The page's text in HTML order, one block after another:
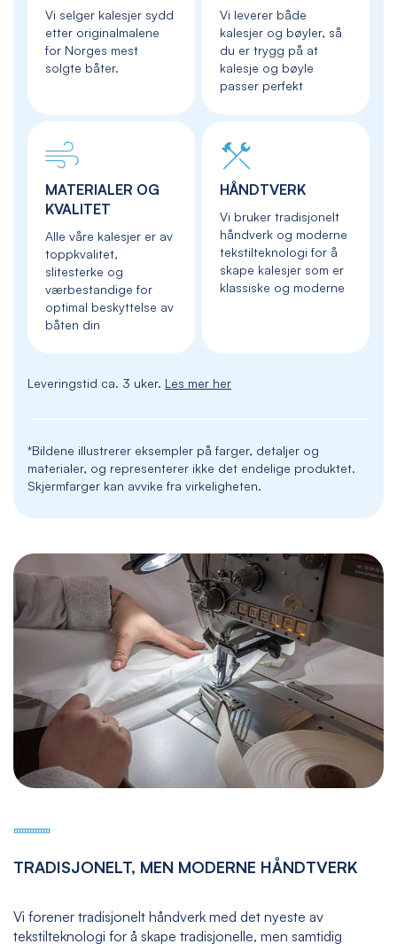
Vi selger kalesjer sydd
etter originalmalene
for Norges mest
solgte båter.
Vi leverer både
kalesjer og bøyler, så
du er trygg på at
kalesje og bøyle
passer perfekt
MATERIALER OG
KVALITET
Alle våre kalesjer er av
toppkvalitet,
slitesterke og
værbestandige for
optimal beskyttelse av
båten din
HÅNDTVERK
Vi bruker tradisjonelt
håndverk og moderne
tekstilteknologi for å
skape kalesjer som er
klassiske og moderne
Leveringstid ca. 3 uker. Les mer her
*Bildene illustrerer eksempler på farger, detaljer og
materialer, og representerer ikke det endelige produktet.
Skjermfarger kan avvike fra virkeligheten.
TRADISJONELT, MEN MODERNE HÅNDTVERK
Vi forener tradisjonelt håndverk med det nyeste av
tekstilteknologi for å skape tradisjonelle, men samtidig